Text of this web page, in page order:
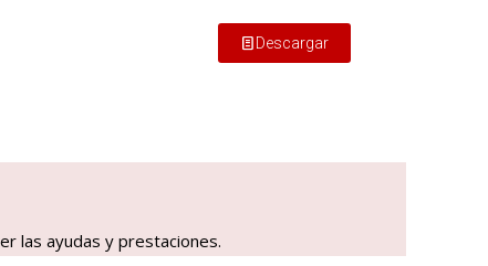
Descargar
las ayudas y prestaciones.